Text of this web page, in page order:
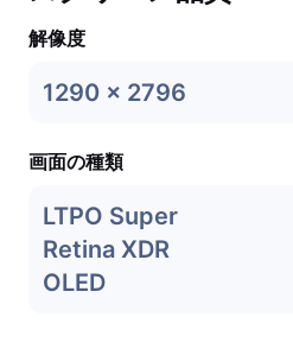
解像度
1290 x 2796
画面の種類
LTPO Super
Retina XDR
OLED